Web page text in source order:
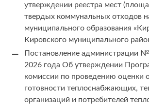
утверждении реестра мест
твердых коммунальных отходов
муниципального образования
Кировского муниципального
Постановление администрации
2026 года Об утверждении
комиссии по проведению оценки
готовности теплоснабжающих,
организаций и потребителей